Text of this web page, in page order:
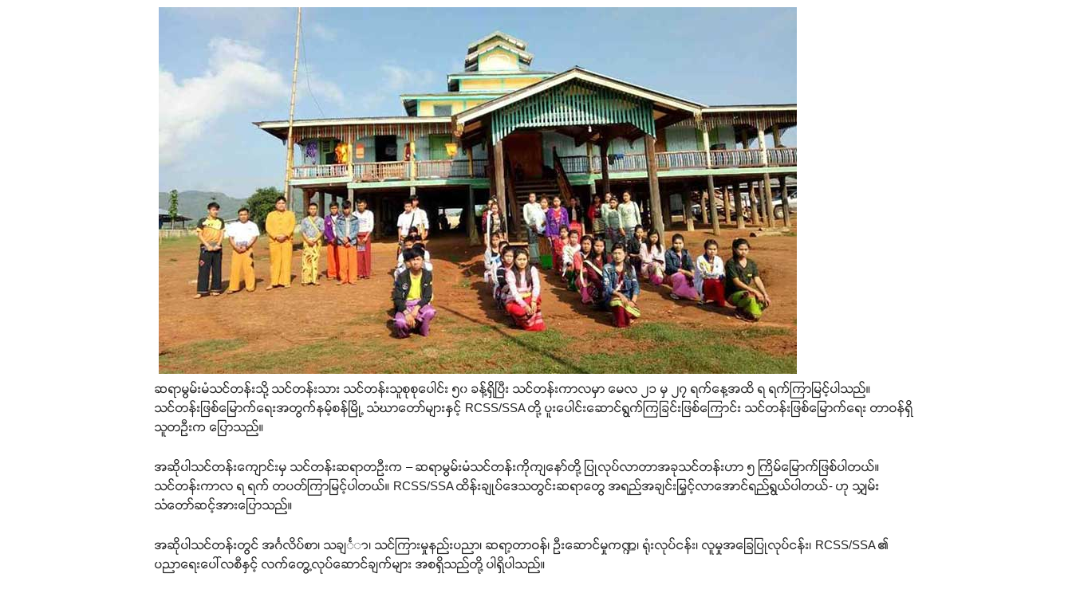
ဆရာမွမ်းမံသင်တန်းသို့ သင်တန်းသား သင်တန်းသူစုစုပေါင်း ၅၀ ခန့်ရှိပြီး သင်တန်းကာလမှာ မေလ ၂၁ မှ ၂၇ ရက်နေ့အထိ ရ ရက်ကြာမြင့်ပါသည်။
သင်တန်းဖြစ်မြောက်ရေးအတွက်နမ့်စန်မြို့ သံဃာတော်များနှင့် RCSS/SSA တို့ ပူးပေါင်းဆောင်ရွက်ကြခြင်းဖြစ်ကြောင်း သင်တန်းဖြစ်မြောက်ရေး တာဝန်ရှိ
သူတဦးက ပြောသည်။
အဆိုပါသင်တန်းကျောင်းမှ သင်တန်းဆရာတဦးက – ဆရာမွမ်းမံသင်တန်းကိုကျနော်တို့ ပြုလုပ်လာတာအခုသင်တန်းဟာ ၅ ကြိမ်မြောက်ဖြစ်ပါတယ်။
သင်တန်းကာလ ရ ရက် တပတ်ကြာမြင့်ပါတယ်။ RCSS/SSA ထိန်းချုပ်ဒေသတွင်းဆရာတွေ အရည်အချင်းမြှင့်လာအောင်ရည်ရွယ်ပါတယ်- ဟု သျှမ်း
သံတော်ဆင့်အားပြောသည်။
အဆိုပါသင်တန်းတွင် အင်္ဂလိပ်စာ၊ သချင်္ာ၊ သင်ကြားမှုနည်းပညာ၊ ဆရာ့တာဝန်၊ ဦးဆောင်မှုကဏ္ဍ၊ ရုံးလုပ်ငန်း၊ လူမှုအခြေပြုလုပ်ငန်း၊ RCSS/SSA ၏
ပညာရေးပေါ်လစီနှင့် လက်တွေ့လုပ်ဆောင်ချက်များ အစရှိသည်တို့ ပါရှိပါသည်။